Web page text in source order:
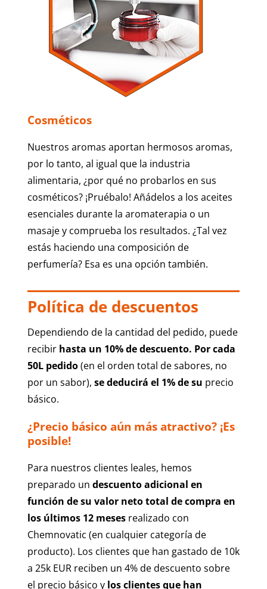
Cosméticos
Nuestros aromas aportan hermosos aromas,
por lo tanto, al igual que la industria
alimentaria, ¿por qué no probarlos en sus
cosméticos? ¡Pruébalo! Añádelos a los aceites
esenciales durante la aromaterapia o un
masaje y comprueba los resultados. ¿Tal vez
estás haciendo una composición de
perfumería? Esa es una opción también.
Política de descuentos
Dependiendo de la cantidad del pedido, puede
recibir hasta un 10% de descuento. Por cada
50L pedido(en el orden total de sabores, no
por un sabor), se deducirá el 1% de su precio
básico.
¿Precio básico aún más atractivo? ¡Es
posible!
Para nuestros clientes leales, hemos
preparado un descuento adicional en
función de su valor neto total de compra en
los últimos 12 mesesrealizado con
Chemnovatic (en cualquier categoría de
producto). Los clientes que han gastado de 10k
a 25k EUR reciben un 4% de descuento sobre
el precio básico y los clientes que han